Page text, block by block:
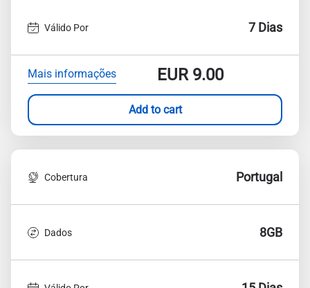
Válido Por 7 Dias
Mais informações EUR9.00
Add to cart
Cobertura Portugal
Dados 8GB